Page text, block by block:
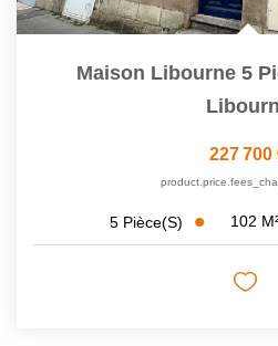
Maison Libourne 5
227 700
5 Pièce(s) 102